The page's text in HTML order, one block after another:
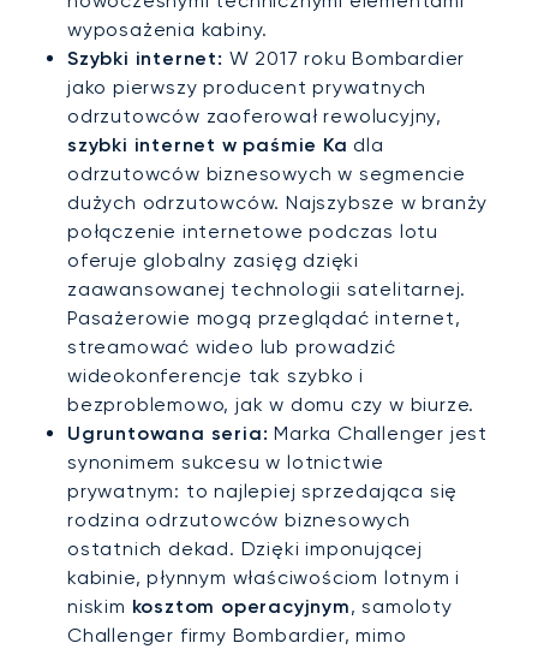
wyposażenia kabiny.
Szybki internet: W 2017 roku Bombardier
jako pierwszy producent prywatnych
odrzutowców zaoferował rewolucyjny,
szybki internet w paśmie Ka dla
odrzutowców biznesowych w segmencie
dużych odrzutowców. Najszybsze w branży
połączenie internetowe podczas lotu
oferuje globalny zasięg dzięki
zaawansowanej technologii satelitarnej.
Pasażerowie mogą przeglądać internet,
streamować wideo lub prowadzić
wideokonferencje tak szybko i
bezproblemowo, jak w domu czy w biurze.
Ugruntowana seria: Marka Challenger jest
synonimem sukcesu w lotnictwie
prywatnym: to najlepiej sprzedająca się
rodzina odrzutowców biznesowych
ostatnich dekad. Dzięki imponującej
kabinie, płynnym właściwościom lotnym i
niskim kosztom operacyjnym, samoloty
Challenger firmy Bombardier, mimo